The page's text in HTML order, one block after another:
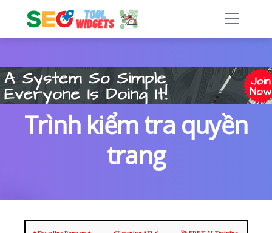
Trình kiểm tra quyền
trang